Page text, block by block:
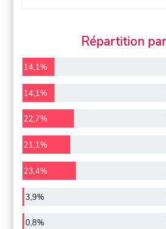
Répartition
14,1%
14,1%
22,7%
21,1%
23,4%
3,9%
0,8%